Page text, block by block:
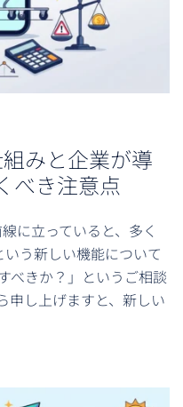
みと企業が導
べき注意点
に立っていると、多く
う新しい機能について
べきか？」というご相談
申し上げますと、新しい